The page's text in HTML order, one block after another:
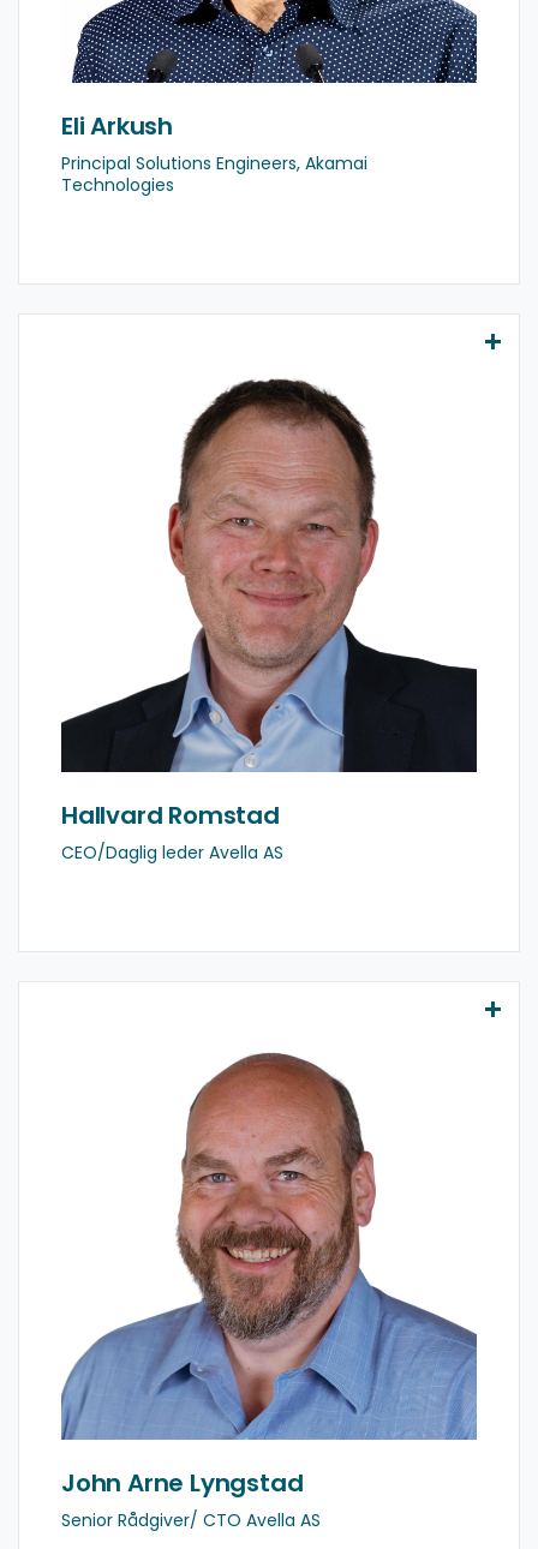
Eli Arkush
Principal Solutions Engineers, Akamai
Technologies
having crossed the finish line of 16 full marathons
in 3 continents.
LinkedIn
Hallvard Romstad
CEO/Daglig leder Avella AS
+47 924 14 706
daglig leder i Avella og har lang erfaring med
integrasjon, arkitektur og digital
transformasjon. Han jobber i skjæringspunktet
mellom forretning og teknologi, med fokus på
hvordan virksomheter kan realisere verdi av AI
gjennom riktig bruk av data, API-styring og
moderne integrasjonsplattformer.
LinkedIn
John Arne Lyngstad
Senior Rådgiver/ CTO Avella AS
John Arne Lyngstad+47 908 36 908
er CTO i Avella. Han er senior
enterprise- og løsningsarkitekt med over 20 års
erfaring fra komplekse virksomheter innen
arkitektur og integrasjon. Han har bred erfaring
med å etablere robuste integrasjonsplattformer
og sikre sammenhengen mellom forretning,
data og teknologi.
LinkedIn